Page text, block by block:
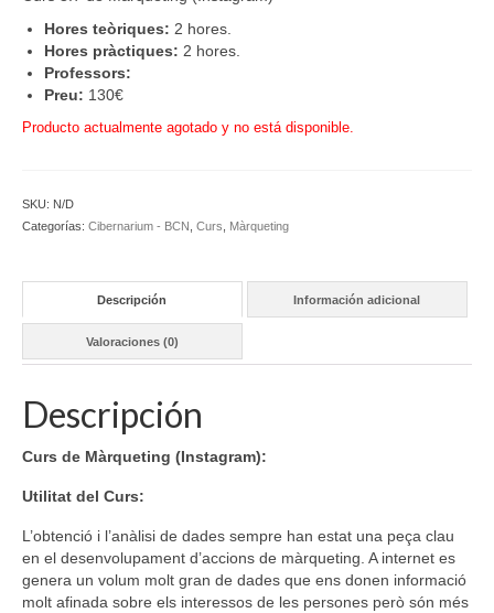
Hores teòriques: 2 hores.
Hores pràctiques: 2 hores.
Professors:
Preu: 130€
Producto actualmente agotado y no está disponible.
SKU: N/D
Categorías: Cibernarium - BCN Curs Màrqueting
Descripción Información adicional
Valoraciones (0)
Descripción
Curs de Màrqueting (Instagram):
Utilitat del Curs:
L’obtenció i l’anàlisi de dades sempre han estat una peça clau
en el desenvolupament d’accions de màrqueting. A internet es
genera un volum molt gran de dades que ens donen informació
molt afinada sobre els interessos de les persones però són més